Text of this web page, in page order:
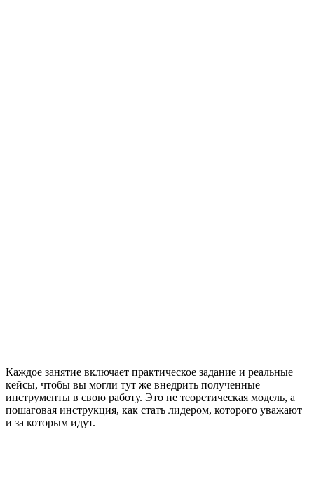
Каждое занятие включает практическое задание и реальные
кейсы, чтобы вы могли тут же внедрить полученные
инструменты в свою работу. Это не теоретическая модель, а
пошаговая инструкция, как стать лидером, которого уважают
и за которым идут.